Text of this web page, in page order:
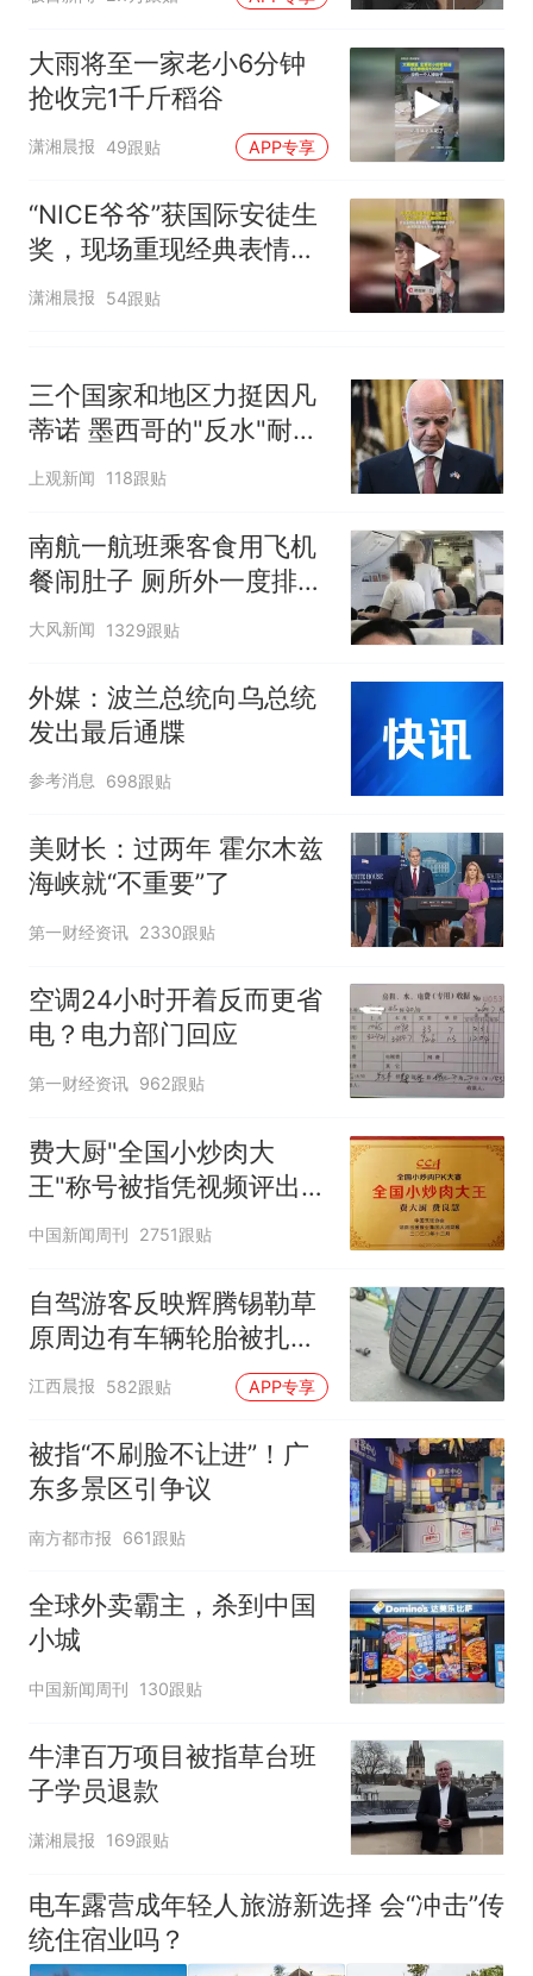
大雨将至一家老小6分钟
抢收完1千斤稻谷
潇湘晨报 49跟贴 APP专享
“NICE爷爷”获国际安徒生
奖，现场重现经典表情
包，向中国粉丝问好
潇湘晨报 54跟贴
三个国家和地区力挺因凡
蒂诺 墨西哥的"反水"耐人
寻味
上观新闻 118跟贴
南航一航班乘客食用飞机
餐闹肚子 厕所外一度排长
队
大风新闻 1329跟贴
外媒：波兰总统向乌总统
发出最后通牒
参考消息 698跟贴
美财长：过两年 霍尔木兹
海峡就“不重要”了
第一财经资讯 2330跟贴
空调24小时开着反而更省
电？电力部门回应
第一财经资讯 962跟贴
费大厨"全国小炒肉大
王"称号被指凭视频评出
官方回应
中国新闻周刊 2751跟贴
自驾游客反映辉腾锡勒草
原周边有车辆轮胎被扎，
修理店铺换胎价格高达千
元，官方发布情况通报
江西晨报 582跟贴 APP专享
被指“不刷脸不让进”！广
东多景区引争议
南方都市报 661跟贴
全球外卖霸主，杀到中国
小城
中国新闻周刊 130跟贴
牛津百万项目被指草台班
子学员退款
潇湘晨报 169跟贴
电车露营成年轻人旅游新选择 会“冲击”传
统住宿业吗？